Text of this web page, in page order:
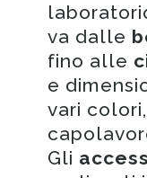
va dalle
fino alle
e
vari
Gli